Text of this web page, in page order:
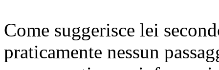
Come suggerisce lei
praticamente nessun